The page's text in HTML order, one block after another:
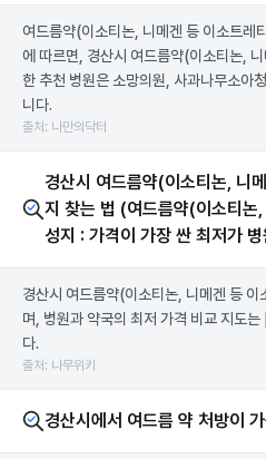
여드름약(이소티논, 니메겐 등 이소트레
에 따르면, 경산시 여드름약(이소티논,
한 추천 병원은 소망의원, 사과나무소아
니다.
출처: 나만의닥터
경산시 여드름약(이소티논, 니
지 찾는 법 (여드름약(이소티논
성지 : 가격이 가장 싼 최저가
경산시 여드름약(이소티논, 니메겐 등
며, 병원과 약국의 최저 가격 비교 지도는
다.
출처: 나무위키
경산시에서 여드름 약 처방이